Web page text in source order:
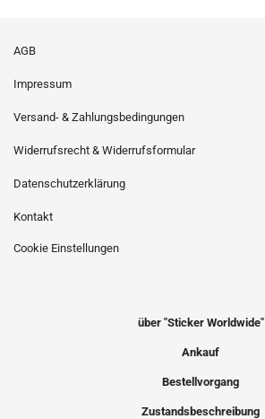
AGB
Impressum
Versand- & Zahlungsbedingungen
Widerrufsrecht & Widerrufsformular
Datenschutzerklärung
Kontakt
Cookie Einstellungen
über "Sticker Worldwide"
Ankauf
Bestellvorgang
Zustandsbeschreibung